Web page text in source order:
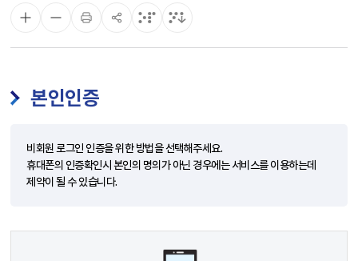
본인인증
비회원 로그인 인증을 위한 방법을 선택해주세요.
휴대폰의 인증확인시 본인의 명의가 아닌 경우에는 서비스를 이용하는데
제약이 될 수 있습니다.